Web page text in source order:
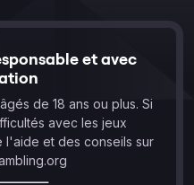
et avec
de 18 ans ou plus. Si
avec les jeux
et des conseils sur